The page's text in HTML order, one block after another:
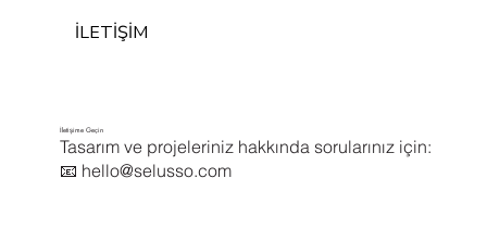
İLETİŞİM
Tasarım ve projeleriniz hakkında sorularınız için:
📧 hello@selusso.com
İletişime Geçin